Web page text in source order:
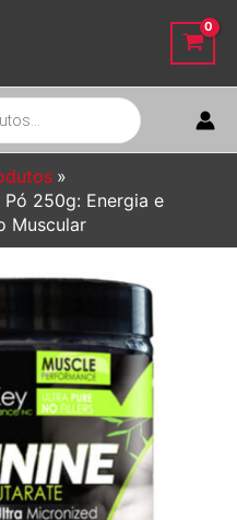
250g: Energia e
Muscular